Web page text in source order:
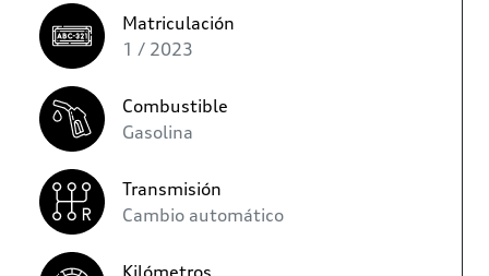
Matriculación
1 / 2023
Combustible
Gasolina
Transmisión
Cambio automático
Kilómetros